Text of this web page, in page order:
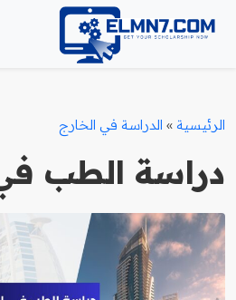
الرئيسية » الدراسة في الخارج
دراسة الطب في